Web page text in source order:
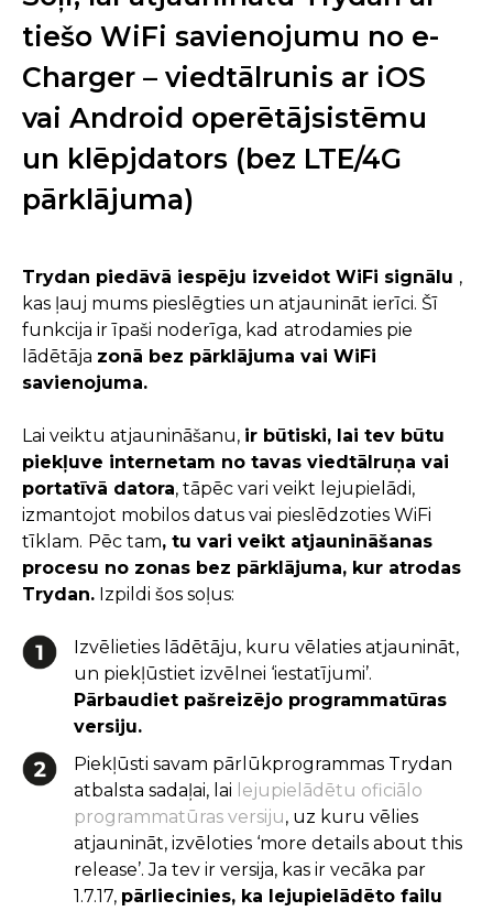
tiešo WiFi savienojumu no e-
Charger – viedtālrunis ar iOS
vai Android operētājsistēmu
un klēpjdators (bez LTE/4G
pārklājuma)
Trydan piedāvā iespēju izveidot WiFi signālu ,
kas ļauj mums pieslēgties un atjaunināt ierīci. Šī
funkcija ir īpaši noderīga, kad atrodamies pie
lādētāja zonā bez pārklājuma vai WiFi
savienojuma.
Lai veiktu atjaunināšanu, ir būtiski, lai tev būtu
piekļuve internetam no tavas viedtālruņa vai
portatīvā datora, tāpēc vari veikt lejupielādi,
izmantojot mobilos datus vai pieslēdzoties WiFi
tīklam. Pēc tam, tu vari veikt atjaunināšanas
procesu no zonas bez pārklājuma, kur atrodas
Trydan. Izpildi šos soļus:
Izvēlieties lādētāju, kuru vēlaties atjaunināt,
un piekļūstiet izvēlnei ‘iestatījumi’.
Pārbaudiet pašreizējo programmatūras
versiju.
Piekļūsti savam pārlūkprogrammas Trydan
atbalsta sadaļai, lai lejupielādētu oficiālo
programmatūras versiju, uz kuru vēlies
atjaunināt, izvēloties ‘more details about this
release’. Ja tev ir versija, kas ir vecāka par
1.7.17, pārliecinies, ka lejupielādēto failu